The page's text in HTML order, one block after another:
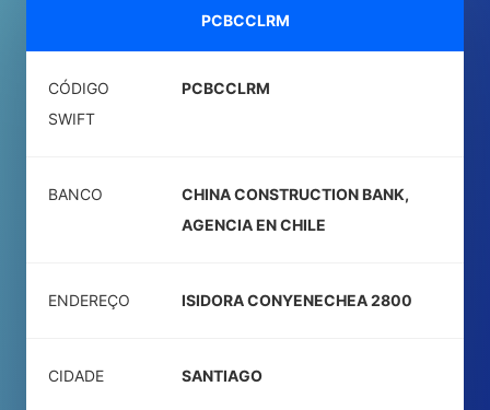
PCBCCLRM
CÓDIGO
SWIFT
PCBCCLRM
BANCO
CHINA CONSTRUCTION BANK,
AGENCIA EN CHILE
ENDEREÇO ISIDORA CONYENECHEA 2800
CIDADE SANTIAGO